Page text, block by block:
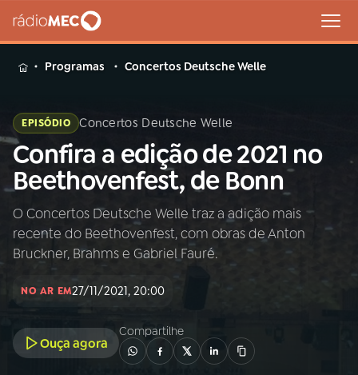
MENU
Buscar
na
Rádio
MEC
Buscar
Início AO VIVO
01INÍCIO
02A RÁDIO
Programas Concertos Deutsche Welle
EPISÓDIO Concertos Deutsche Welle
Confira a edição de 2021 no
Beethovenfest, de Bonn
O Concertos Deutsche Welle traz a adição mais
recente do Beethovenfest, com obras de Anton
Bruckner, Brahms e Gabriel Fauré.
NO AR EM27/11/2021, 20:00
Ouça agora
Compartilhe